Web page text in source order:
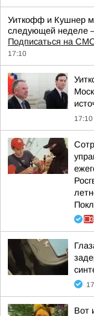
Уиткофф и Кушнер
следующей неделе
Подписаться на
17:10
17:10
Вот